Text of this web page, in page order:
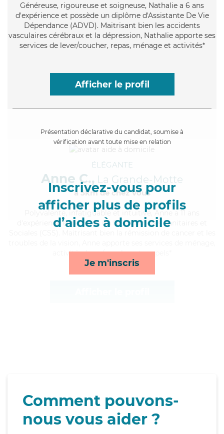
Généreuse, rigoureuse et soigneuse, Nathalie a 6 ans
d'expérience et possède un diplôme d'Assistante De Vie
Dépendance (ADVD). Maitrisant bien les accidents
vasculaires cérébraux et la dépression, Nathalie apporte ses
services de lever/coucher, repas, ménage et activités*
Afficher le profil
Présentation déclarative du candidat, soumise à
vérification avant toute mise en relation
Inscrivez-vous pour
afficher plus de profils
d’aides à domicile
Je m'inscris
ÉLÉGANTE
Anne C., La Grande-Motte
à 5km de chez Vous
, infatiguable et intuitive, Anne a 11 ans
d'expérience et possède un BEP Carrières Sanitaires et
activités, lever/coucher et rappels*
Comment pouvons-
nous vous aider ?